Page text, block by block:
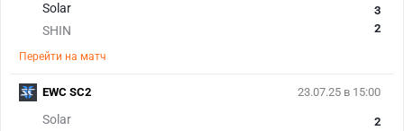
Solar
SHIN
3
2
Перейти на матч
23.07.25 в 15:00
Solar
2
EWC SC2